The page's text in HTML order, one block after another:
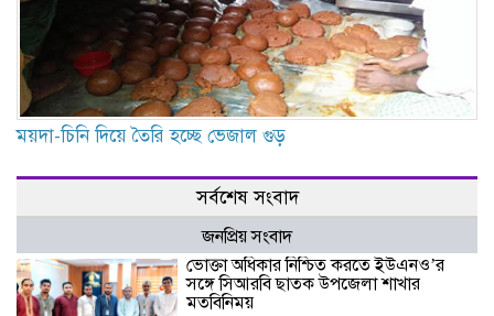
ময়দা-চিনি দিয়ে তৈরি হচ্ছে ভেজাল গুড়
সর্বশেষ সংবাদ
জনপ্রিয় সংবাদ
ভোক্তা অধিকার নিশ্চিত করতে ইউএনও’র
সঙ্গে সিআরবি ছাতক উপজেলা শাখার
মতবিনিময়